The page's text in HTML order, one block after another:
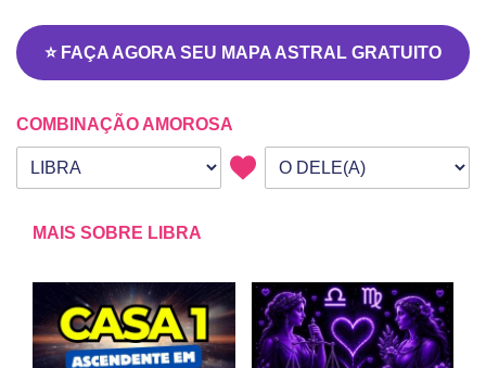
⭐ FAÇA AGORA SEU MAPA ASTRAL GRATUITO
COMBINAÇÃO AMOROSA
Seu signo
Signo da outra pessoa
MAIS SOBRE LIBRA